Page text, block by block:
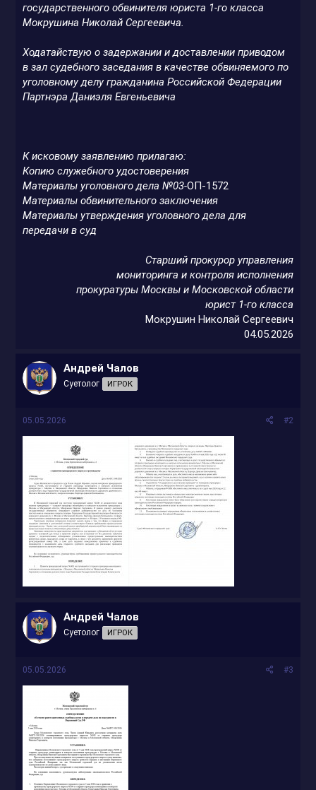
государственного обвинителя юриста 1-го класса
Мокрушина Николай Сергеевича.
Ходатайствую о задержании и доставлении приводом
в зал судебного заседания в качестве обвиняемого по
уголовному делу гражданина Российской Федерации
Партнэра Даниэля Евгеньевича
К исковому заявлению прилагаю:
Копию служебного удостоверения
Материалы уголовного дела №03-ОП-1572
Материалы обвинительного заключения
Материалы утверждения уголовного дела для
передачи в суд
Старший прокурор управления
мониторинга и контроля исполнения
прокуратуры Москвы и Московской области
юрист 1-го класса
Мокрушин Николай Сергеевич
04.05.2026​
Андрей Чалов
Суетолог ИГРОК
05.05.2026 #2
Андрей Чалов
Суетолог ИГРОК
05.05.2026 #3